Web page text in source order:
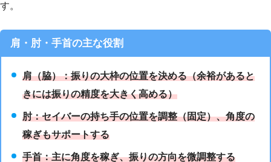
す。
肩・肘・手首の主な役割
肩（脇）：振りの大枠の位置を決める（余裕があると
きには振りの精度を大きく高める）
肘：セイバーの持ち手の位置を調整（固定）、角度の
稼ぎもサポートする
手首：主に角度を稼ぎ、振りの方向を微調整する